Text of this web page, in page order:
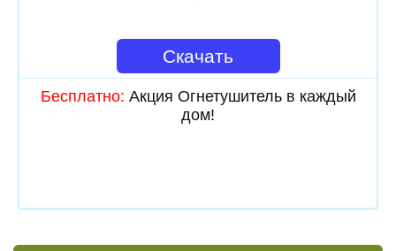
Скачать
Бесплатно: Акция Огнетушитель в каждый
дом!